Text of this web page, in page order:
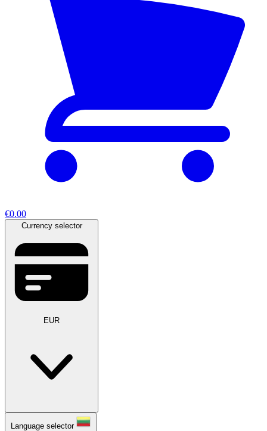
€0.00
Currency selector
EUR
Language selector